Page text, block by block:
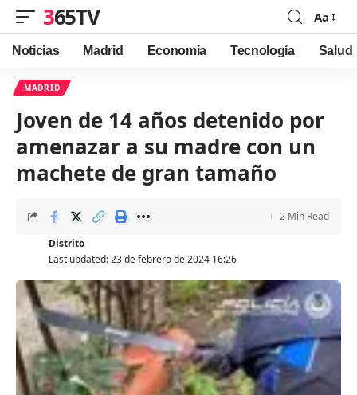
365TV
Font
Resizer
Aa
Noticias Madrid Economía Tecnología Salud
MADRID
Joven de 14 años detenido por
amenazar a su madre con un
machete de gran tamaño
Last updated: 23 de febrero de 2024 16:26
Distrito
2 Min Read